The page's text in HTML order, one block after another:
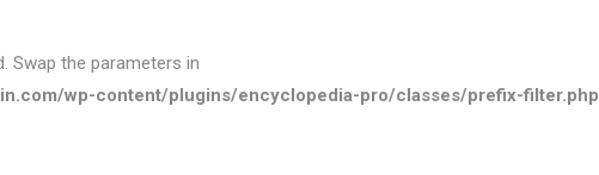
Swap the parameters in
wp-content/plugins/encyclopedia-pro/classes/prefix-filter.php